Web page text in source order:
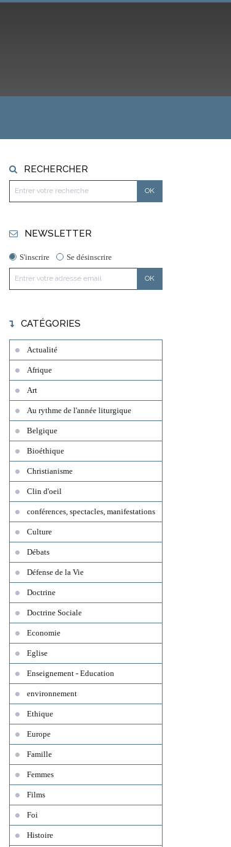
RECHERCHER
NEWSLETTER
S'inscrire Se désinscrire
CATÉGORIES
Actualité
Afrique
Art
Au rythme de l'année liturgique
Belgique
Bioéthique
Christianisme
Clin d'oeil
conférences, spectacles, manifestations
Culture
Débats
Défense de la Vie
Doctrine
Doctrine Sociale
Economie
Eglise
Enseignement - Education
environnement
Ethique
Europe
Famille
Femmes
Films
Foi
Histoire